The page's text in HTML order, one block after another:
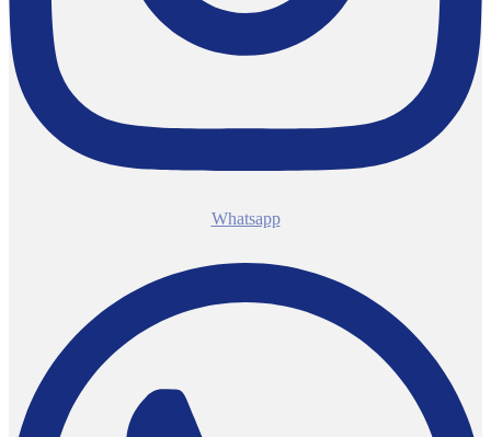
Whatsapp